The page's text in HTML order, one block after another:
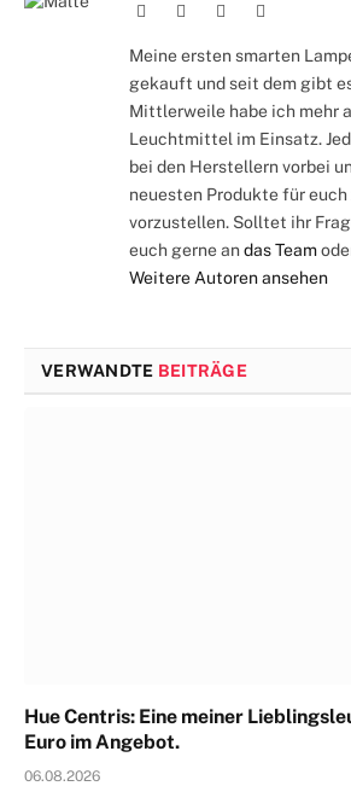
WebseiteFacebook
Meine ersten smarten
gekauft und seit dem gibt
Mittlerweile habe ich mehr
Leuchtmittel im Einsatz.
bei den Herstellern vorbei
neuesten Produkte für euch
vorzustellen. Solltet ihr
euch gerne andas Team
Weitere Autoren ansehen
VERWANDTE BEITRÄGE
Hue Centris: Eine meiner
Euro im Angebot.
06.08.2026